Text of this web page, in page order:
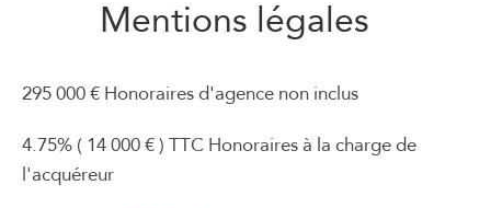
Mentions légales
295 000 € Honoraires d'agence non inclus
4.75% ( 14 000 € ) TTC Honoraires à la charge de
l'acquéreur